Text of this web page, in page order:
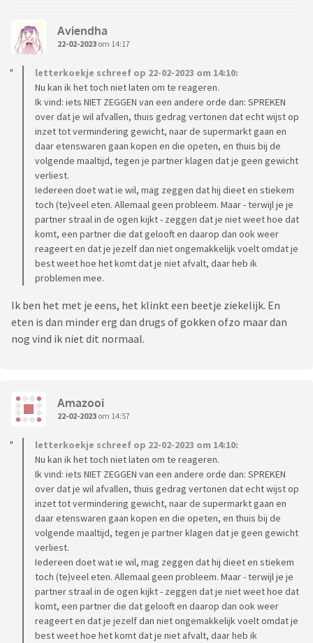
Aviendha
22-02-2023 om 14:17
letterkoekje schreef op 22-02-2023 om 14:10:
Nu kan ik het toch niet laten om te reageren.
Ik vind: iets NIET ZEGGEN van een andere orde dan: SPREKEN
over dat je wil afvallen, thuis gedrag vertonen dat echt wijst op
inzet tot vermindering gewicht, naar de supermarkt gaan en
daar etenswaren gaan kopen en die opeten, en thuis bij de
volgende maaltijd, tegen je partner klagen dat je geen gewicht
verliest.
Iedereen doet wat ie wil, mag zeggen dat hij dieet en stiekem
toch (te)veel eten. Allemaal geen probleem. Maar - terwijl je je
partner straal in de ogen kijkt - zeggen dat je niet weet hoe dat
komt, een partner die dat gelooft en daarop dan ook weer
reageert en dat je jezelf dan niet ongemakkelijk voelt omdat je
best weet hoe het komt dat je niet afvalt, daar heb ik
problemen mee.
Ik ben het met je eens, het klinkt een beetje ziekelijk. En
eten is dan minder erg dan drugs of gokken ofzo maar dan
nog vind ik niet dit normaal.
Amazooi
22-02-2023 om 14:57
letterkoekje schreef op 22-02-2023 om 14:10:
Nu kan ik het toch niet laten om te reageren.
Ik vind: iets NIET ZEGGEN van een andere orde dan: SPREKEN
over dat je wil afvallen, thuis gedrag vertonen dat echt wijst op
inzet tot vermindering gewicht, naar de supermarkt gaan en
daar etenswaren gaan kopen en die opeten, en thuis bij de
volgende maaltijd, tegen je partner klagen dat je geen gewicht
verliest.
Iedereen doet wat ie wil, mag zeggen dat hij dieet en stiekem
toch (te)veel eten. Allemaal geen probleem. Maar - terwijl je je
partner straal in de ogen kijkt - zeggen dat je niet weet hoe dat
komt, een partner die dat gelooft en daarop dan ook weer
reageert en dat je jezelf dan niet ongemakkelijk voelt omdat je
best weet hoe het komt dat je niet afvalt, daar heb ik